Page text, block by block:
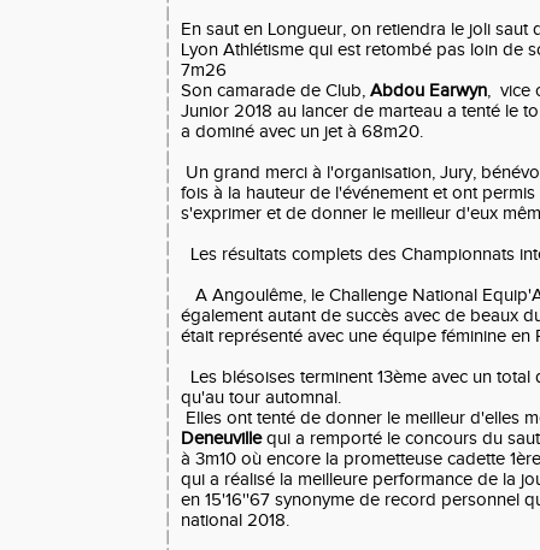
En saut en Longueur, on retiendra le joli saut
Lyon Athlétisme qui est retombé pas loin de
7m26
Son camarade de Club, Abdou Earwyn, vice
Junior 2018 au lancer de marteau a tenté le
a dominé avec un jet à 68m20.
Un grand merci à l'organisation, Jury,
fois à la hauteur de l'événement et ont
s'exprimer et de donner le meilleur d'eux
Les résultats complets des Championnats
A Angoulême, le Challenge National
également autant de succès avec de beaux
était représenté avec une équipe féminine en
Les blésoises terminent 13ème avec un
qu'au tour automnal.
Elles ont tenté de donner le meilleur d'elles
Deneuvillequi a remporté le concours du
à 3m10 où encore la prometteuse cadette
qui a réalisé la meilleure performance de la
en 15'16''67 synonyme de record personnel
national 2018.